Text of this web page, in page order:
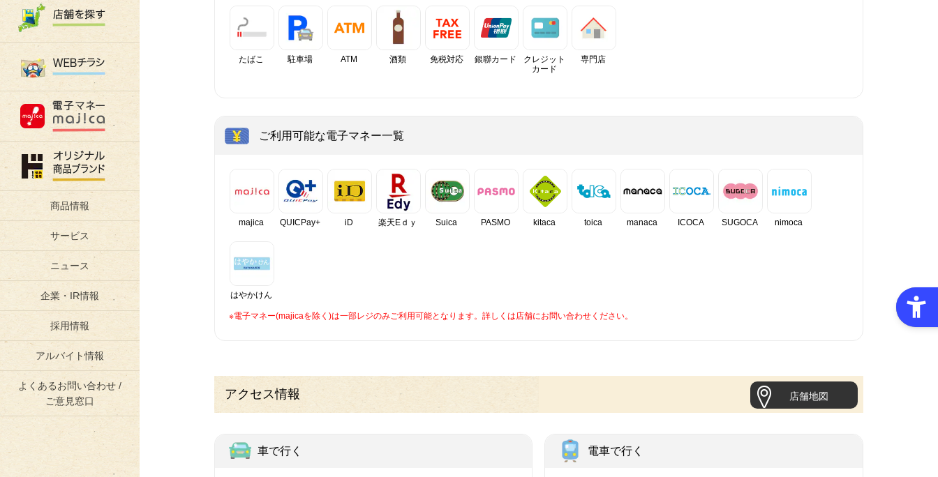
商品情報
サービス
ニュース
企業・IR情報
採用情報
アルバイト情報
よくあるお問い合わせ /
ご意見窓口
たばこ 駐車場 ATM 酒類 免税対応 銀聯カード
クレジット
カード
専門店
ご利用可能な電子マネー一覧
majica QUICPay+ iD 楽天Eｄｙ Suica PASMO kitaca toica manaca ICOCA SUGOCA nimoca
はやかけん
※電子マネー(majicaを除く)は一部レジのみご利用可能となります。詳しくは店舗にお問い合わせください。
アクセス情報 店舗地図
車で行く 電車で行く